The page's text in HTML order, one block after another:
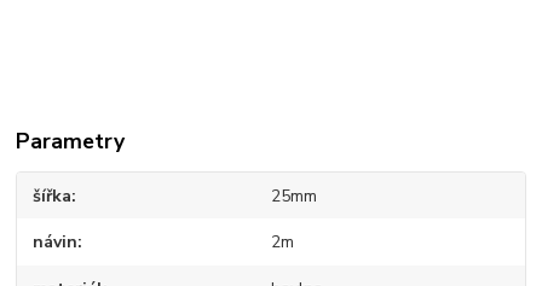
Parametry
šířka 25mm
návin 2m